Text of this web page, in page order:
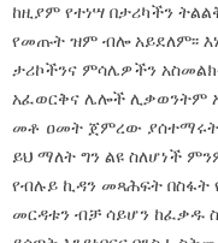
ከዚያም የተነሣ በታሪካችን
የመጡት ዝም ብሎ አይደለም፡፡
ታሪኮችንና ምሳሌዎችን
አፈወርቅና ሌሎች ሊቃወንትም
መቶ ዐመት ጀምረው ያሰተማሩት
ይህ ማለት ግን ልዩ ስለሆነች
የብሉይ ኪዳን መጻሕፍት በስፋት
መርዳቱን ብቻ ሳይሆን ከፈቃዱ